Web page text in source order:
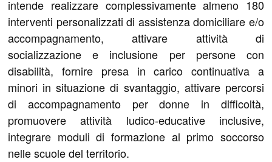
intende realizzare complessivamente almeno 180
interventi personalizzati di assistenza domiciliare e/o
accompagnamento, attivare attività di
socializzazione e inclusione per persone con
disabilità, fornire presa in carico continuativa a
minori in situazione di svantaggio, attivare percorsi
di accompagnamento per donne in difficoltà,
promuovere attività ludico-educative inclusive,
integrare moduli di formazione al primo soccorso
nelle scuole del territorio.